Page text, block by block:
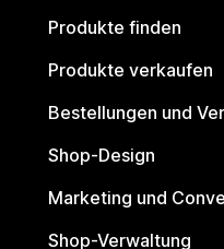
Produkte finden
Produkte verkaufen
Bestellungen und
Shop-Design
Marketing und
Shop-Verwaltung